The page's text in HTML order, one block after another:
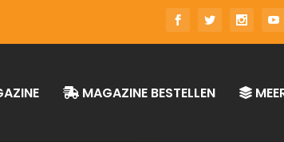
MAGAZINE BESTELLEN